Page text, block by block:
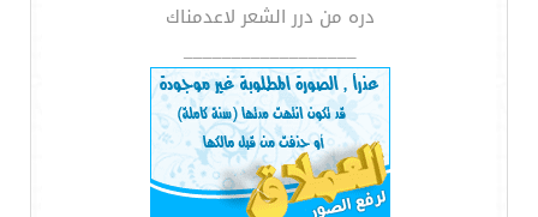
دره من درر الشعر لاعدمناك
__________________